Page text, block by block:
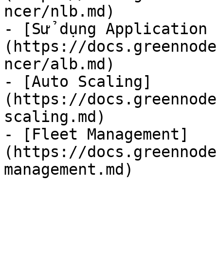
ncer/nlb.md)
- [Sử dụng Application
(https://
ncer/alb.md)
- [Auto Scaling]
(https://
scaling.md)
- [Fleet Management]
(https://